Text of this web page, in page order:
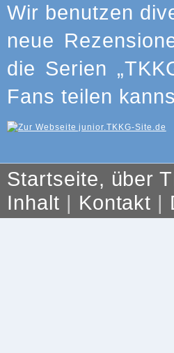
Wir benutzen
neue
die Serien
Fans teilen
Startseite, über
Inhalt | Kontakt |